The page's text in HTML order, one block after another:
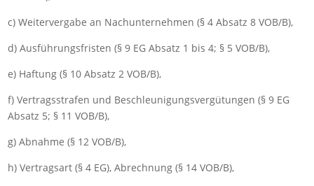
c) Weitervergabe an Nachunternehmen (§4 Absatz8 VOB/B),
d) Ausführungsfristen (§9 EG Absatz 1 bis4; § 5 VOB/B),
e) Haftung (§ 10 Absatz2 VOB/B),
f) Vertragsstrafen und Beschleunigungsvergütungen (§9 EG
Absatz 5; § 11 VOB/B),
g) Abnahme (§ 12 VOB/B),
h) Vertragsart (§4 EG), Abrechnung (§ 14 VOB/B),